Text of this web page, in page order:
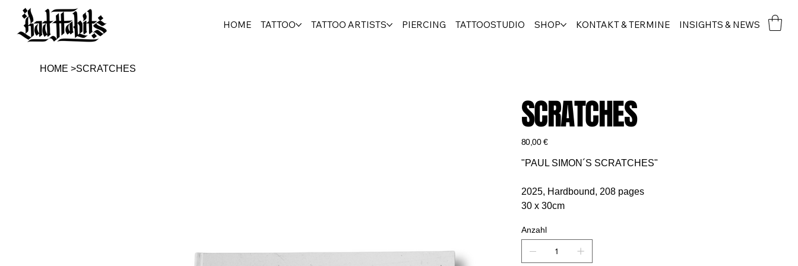
HOME TATTOO TATTOO ARTISTS PIERCING TATTOOSTUDIO SHOP KONTAKT & TERMINE INSIGHTS & NEWS
HOME >SCRATCHES
SCRATCHES
Preis
80,00 €
"PAUL SIMON´S SCRATCHES"
2025, Hardbound, 208 pages
30 x 30cm
Anzahl